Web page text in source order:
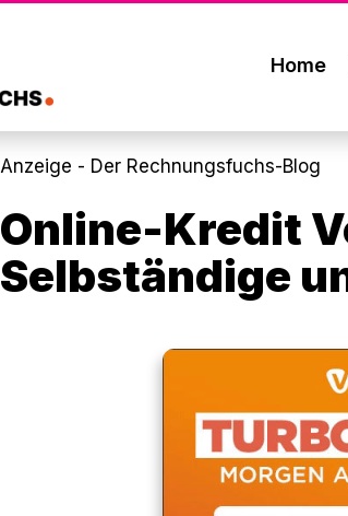
Home
Anzeige - Der Rechnungsfuchs-Blog
Online-Kredit
Selbständige